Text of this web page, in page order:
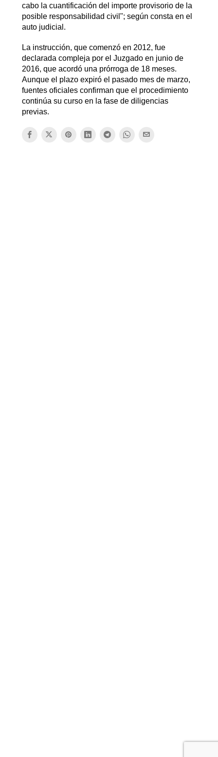
cabo la cuantificación del importe provisorio de la
posible responsabilidad civil"; según consta en el
auto judicial.
La instrucción, que comenzó en 2012, fue
declarada compleja por el Juzgado en junio de
2016, que acordó una prórroga de 18 meses.
Aunque el plazo expiró el pasado mes de marzo,
fuentes oficiales confirman que el procedimiento
continúa su curso en la fase de diligencias
previas.